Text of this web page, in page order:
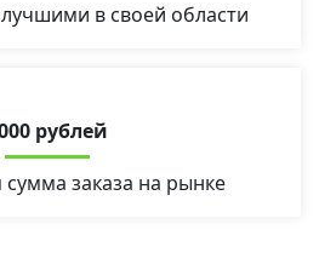
в своей области
рублей
заказа на рынке